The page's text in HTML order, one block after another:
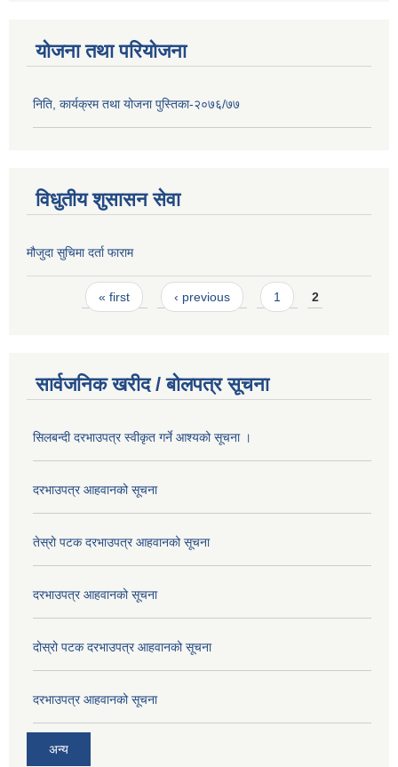
योजना तथा परियोजना
निति, कार्यक्रम तथा योजना पुस्तिका-२०७६/७७
विधुतीय शुसासन सेवा
मौजुदा सुचिमा दर्ता फाराम
Pages« first ‹ previous 1 2
सार्वजनिक खरीद / बोलपत्र सूचना
सिलबन्दी दरभाउपत्र स्वीकृत गर्ने आश्यको सूचना ।
दरभाउपत्र आहवानको सूचना
तेस्रो पटक दरभाउपत्र आहवानको सूचना
दरभाउपत्र आहवानको सूचना
दोस्रो पटक दरभाउपत्र आहवानको सूचना
दरभाउपत्र आहवानको सूचना
अन्य